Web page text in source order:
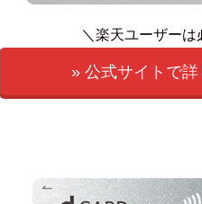
＼楽天ユーザーは
» 公式サイトで詳